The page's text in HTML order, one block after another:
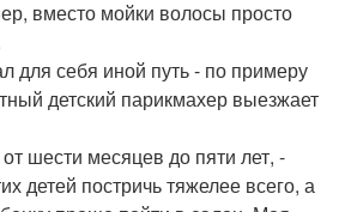
вместо мойки волосы просто
для себя иной путь - по примеру
детский парикмахер выезжает
шести месяцев до пяти лет, -
детей постричь тяжелее всего, а